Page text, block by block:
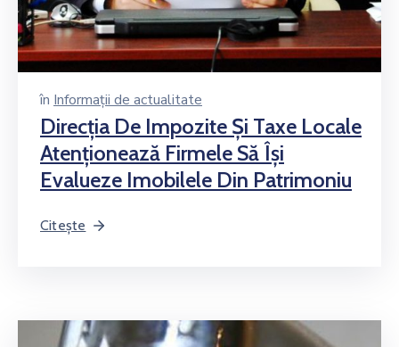
în Informații de actualitate
Direcţia De Impozite Şi Taxe Locale
Atenţionează Firmele Să Îşi
Evalueze Imobilele Din Patrimoniu
Citește